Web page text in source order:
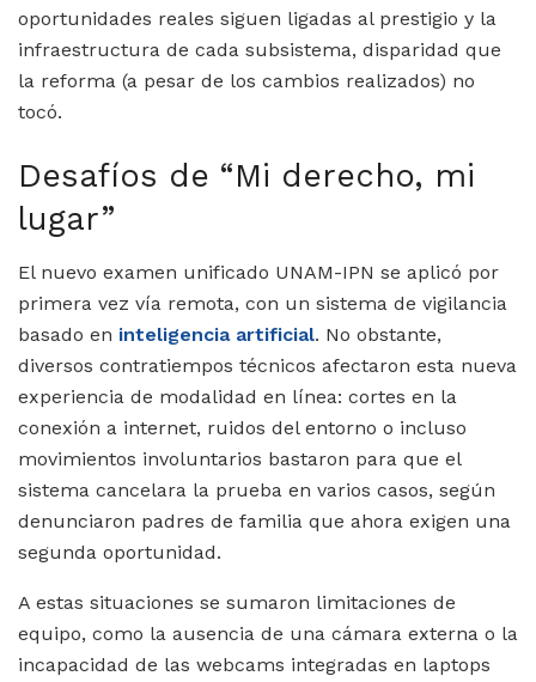
oportunidades reales siguen ligadas al prestigio y la
infraestructura de cada subsistema, disparidad que
la reforma (a pesar de los cambios realizados) no
tocó.
Desafíos de “Mi derecho, mi
lugar”
El nuevo examen unificado UNAM-IPN se aplicó por
primera vez vía remota, con un sistema de vigilancia
basado en inteligencia artificial. No obstante,
diversos contratiempos técnicos afectaron esta nueva
experiencia de modalidad en línea: cortes en la
conexión a internet, ruidos del entorno o incluso
movimientos involuntarios bastaron para que el
sistema cancelara la prueba en varios casos, según
denunciaron padres de familia que ahora exigen una
segunda oportunidad.
A estas situaciones se sumaron limitaciones de
equipo, como la ausencia de una cámara externa o la
incapacidad de las webcams integradas en laptops